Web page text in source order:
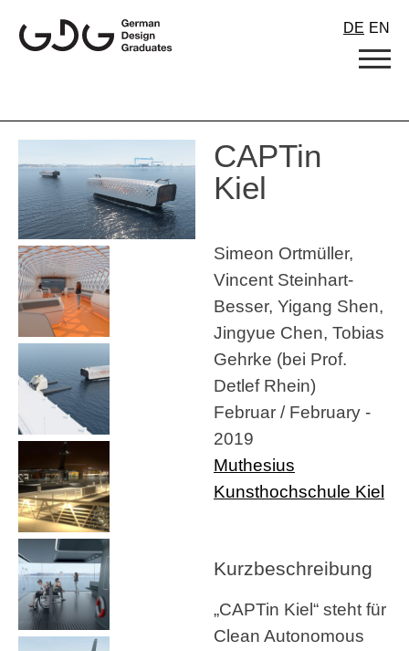
content
DE EN
CAPTin
Kiel
Simeon Ortmüller,
Vincent Steinhart-
Besser, Yigang Shen,
Jingyue Chen, Tobias
Gehrke (bei Prof.
Detlef Rhein)
Februar / February -
2019
Muthesius
Kunsthochschule Kiel
Kurzbeschreibung
„CAPTin Kiel“ steht für
Clean Autonomous